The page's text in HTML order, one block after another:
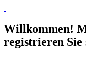
Willkommen!
registrieren Sie